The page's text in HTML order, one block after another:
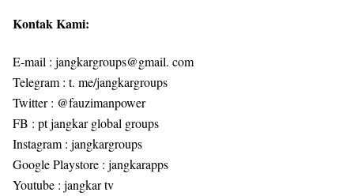
Kontak Kami:
E-mail : jangkargroups@gmail. com
Telegram : t. me/jangkargroups
Twitter : @fauzimanpower
FB : pt jangkar global groups
Instagram : jangkargroups
Google Playstore : jangkarapps
Youtube : jangkar tv